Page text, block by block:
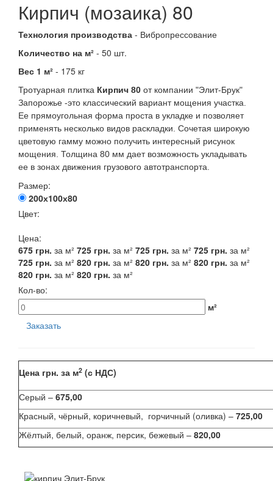
Кирпич (мозаика) 80
Технология производства - Вибропрессование
Количество на м² - 50 шт.
Вес 1 м² - 175 кг
Тротуарная плитка Кирпич 80 от компании "Элит-Брук"
Запорожье -это классический вариант мощения участка.
Ее прямоугольная форма проста в укладке и позволяет
применять несколько видов раскладки. Сочетая широкую
цветовую гамму можно получить интересный рисунок
мощения. Толщина 80 мм дает возможность укладывать
ее в зонах движения грузового автотранспорта.
Размер:
200х100х80
Цвет:
Цена:
675 грн. за м² 725 грн. за м² 725 грн. за м² 725 грн. за м²
725 грн. за м² 820 грн. за м² 820 грн. за м² 820 грн. за м²
820 грн. за м² 820 грн. за м²
Кол-во:
м²
Заказать
Цена грн. за м2 (с НДС)
Серый – 675,00
Красный, чёрный, коричневый, горчичный (оливка) – 725,00
Жёлтый, белый, оранж, персик, бежевый – 820,00